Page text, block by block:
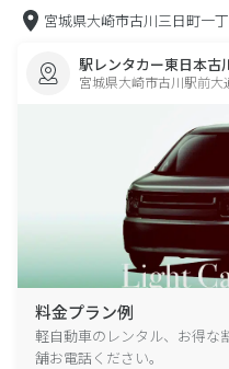
宮城県大崎市古川三日町一
駅レンタカー東日本古
宮城県大崎市古川駅前大
料金プラン例
軽自動車のレンタル、お得な
舗お電話ください。